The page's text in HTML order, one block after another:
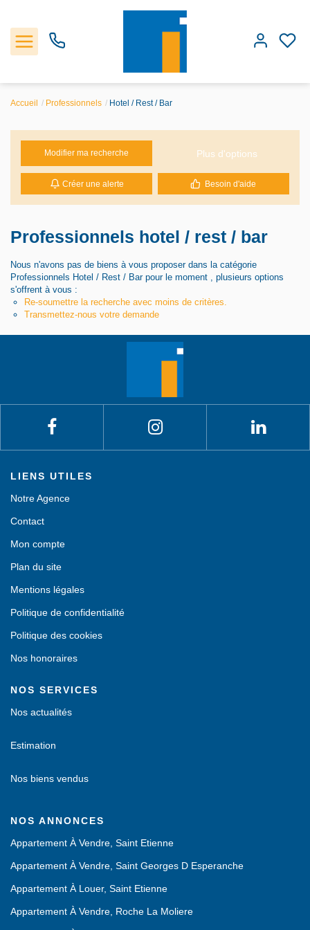
Les biens
Estimation
Notre Agence
Accueil Professionnels Hotel / Rest / Bar
Modifier ma recherche Plus d'options
Créer une alerte Besoin d'aide
Professionnels hotel / rest / bar
Nous n'avons pas de biens à vous proposer dans la catégorie
Professionnels Hotel / Rest / Bar pour le moment , plusieurs options
s'offrent à vous :
Re-soumettre la recherche avec moins de critères.
Transmettez-nous votre demande
LIENS UTILES
Notre Agence
Contact
Mon compte
Plan du site
Mentions légales
Politique de confidentialité
Politique des cookies
Nos honoraires
NOS SERVICES
Nos actualités
Estimation
Nos biens vendus
NOS ANNONCES
Appartement À Vendre, Saint Etienne
Appartement À Vendre, Saint Georges D Esperanche
Appartement À Louer, Saint Etienne
Appartement À Vendre, Roche La Moliere